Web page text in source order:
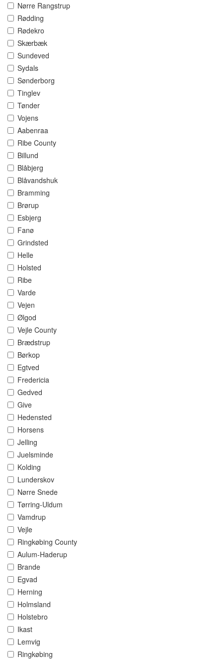
Nørre Rangstrup
Rødding
Rødekro
Skærbæk
Sundeved
Sydals
Sønderborg
Tinglev
Tønder
Vojens
Aabenraa
Ribe County
Billund
Blåbjerg
Blåvandshuk
Bramming
Brørup
Esbjerg
Fanø
Grindsted
Helle
Holsted
Ribe
Varde
Vejen
Ølgod
Vejle County
Brædstrup
Børkop
Egtved
Fredericia
Gedved
Give
Hedensted
Horsens
Jelling
Juelsminde
Kolding
Lunderskov
Nørre Snede
Tørring-Uldum
Vamdrup
Vejle
Ringkøbing County
Aulum-Haderup
Brande
Egvad
Herning
Holmsland
Holstebro
Ikast
Lemvig
Ringkøbing